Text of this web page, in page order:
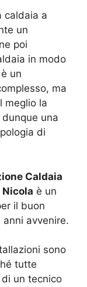
caldaia a
un
poi
in modo
un
ma
meglio la
una
di
Caldaia
Nicola è un
il buon
avvenire.
sono
tutte
un tecnico